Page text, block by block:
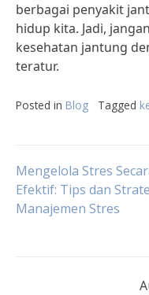
berbagai penyakit
hidup kita. Jadi,
kesehatan jantung
teratur.
Posted in Blog Tagged
Post
navigation
Mengelola Stres
Efektif: Tips dan
Manajemen Stres